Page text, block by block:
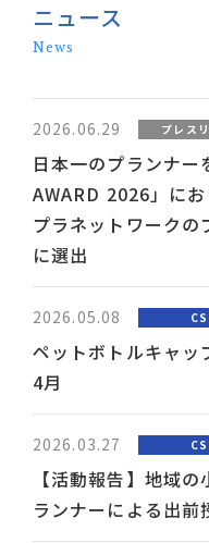
ニュース
News
2026.06.29 プレス
日本一のプランナ
AWARD 2026」に
プラネットワークの
に選出
2026.05.08
ペットボトルキャ
4月
2026.03.27
【活動報告】地域
ランナーによる出前